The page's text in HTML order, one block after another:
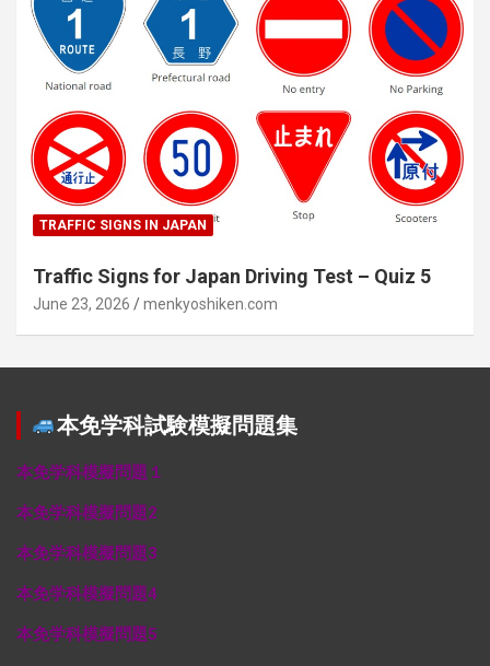
TRAFFIC SIGNS IN JAPAN
Traffic Signs for Japan Driving Test – Quiz 5
June 23, 2026 menkyoshiken.com
本免学科試験模擬問題集
本免学科模擬問題１
本免学科模擬問題2
本免学科模擬問題3
本免学科模擬問題4
本免学科模擬問題5